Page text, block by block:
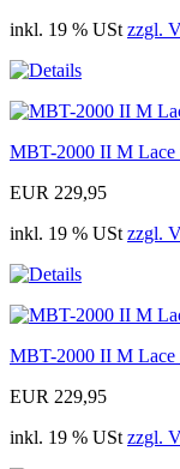
inkl. 19 % USt zzgl.
MBT-2000 II M Lace
EUR 229,95
inkl. 19 % USt zzgl.
MBT-2000 II M Lace
EUR 229,95
inkl. 19 % USt zzgl.